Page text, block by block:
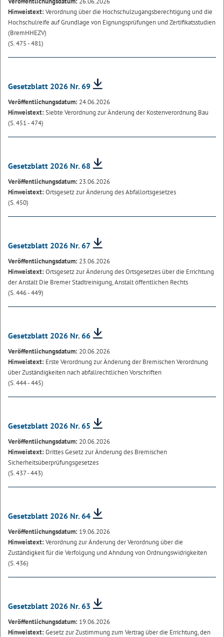
Hinweistext:Verordnung über die Hochschulzugangsberechtigung und die
Hochschulreife auf Grundlage von Eignungsprüfungen und Zertifikatsstudien
(BremHHEZV)
(S. 475 - 481)
Gesetzblatt 2026 Nr. 69
Veröffentlichungsdatum: 24.06.2026
Hinweistext:Siebte Verordnung zur Änderung der Kostenverordnung Bau
(S. 451 - 474)
Gesetzblatt 2026 Nr. 68
Veröffentlichungsdatum: 23.06.2026
Hinweistext:Ortsgesetz zur Änderung des Abfallortsgesetzes
(S. 450)
Gesetzblatt 2026 Nr. 67
Veröffentlichungsdatum: 23.06.2026
Hinweistext:Ortsgesetz zur Änderung des Ortsgesetzes über die Errichtung
der Anstalt Die Bremer Stadtreinigung, Anstalt öffentlichen Rechts
(S. 446 - 449)
Gesetzblatt 2026 Nr. 66
Veröffentlichungsdatum: 20.06.2026
Hinweistext: Erste Verordnung zur Änderung der Bremischen Verordnung
über Zuständigkeiten nach abfallrechtlichen Vorschriften
(S. 444 - 445)
Gesetzblatt 2026 Nr. 65
Veröffentlichungsdatum: 20.06.2026
Hinweistext: Drittes Gesetz zur Änderung des Bremischen
Sicherheitsüberprüfungsgesetzes
(S. 437 - 443)
Gesetzblatt 2026 Nr. 64
Veröffentlichungsdatum: 19.06.2026
Hinweistext:Verordnung zur Änderung der Verordnung über die
Zuständigkeit für die Verfolgung und Ahndung von Ordnungswidrigkeiten
(S. 436)
Gesetzblatt 2026 Nr. 63
Veröffentlichungsdatum: 19.06.2026
Hinweistext:Gesetz zur Zustimmung zum Vertrag über die Errichtung, den